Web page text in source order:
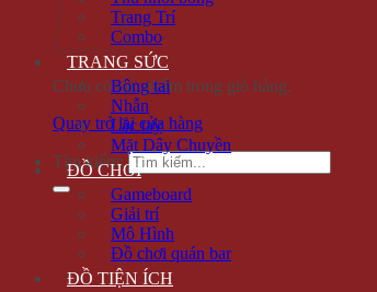
Chưa có sản phẩm trong giỏ hàng.
Quay trở lại cửa hàng
Tìm kiếm:
Trang Trí
Combo
TRANG SỨC
Bông tai
Nhẫn
Lắc tay
Mặt Dây Chuyền
ĐỒ CHƠI
Gameboard
Giải trí
Mô Hình
Đồ chơi quán bar
ĐỒ TIỆN ÍCH